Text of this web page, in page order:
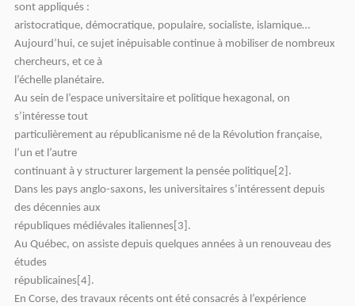
sont appliqués :
aristocratique, démocratique, populaire, socialiste, islamique…
Aujourd’hui, ce sujet inépuisable continue à mobiliser de nombreux
chercheurs, et ce à
l’échelle planétaire.
Au sein de l’espace universitaire et politique hexagonal, on
s’intéresse tout
particulièrement au républicanisme né de la Révolution française,
l’un et l’autre
continuant à y structurer largement la pensée politique[2].
Dans les pays anglo-saxons, les universitaires s’intéressent depuis
des décennies aux
républiques médiévales italiennes[3].
Au Québec, on assiste depuis quelques années à un renouveau des
études
républicaines[4].
En Corse, des travaux récents ont été consacrés à l’expérience